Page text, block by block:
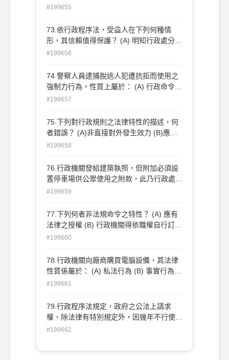
日發生效力？ (A) 十日 (B) 二十日 (C) 三十
#199655
73.依行政程序法，受益人在下列何種情
形，其信賴值得保護？ (A) 明知行政處分違
法 (B) 因抽象輕過失而不知行政處分違法
(D) 對重要事項提供不正確資料致使行政機
關依該資料而作成行政處分
#199656
74.警察人員逮捕脫逃人犯遭抗拒而使用之
強制力行為，性質上屬於： (A) 行政命令
#199657
75.下列對行政規則之法律特性的描述，何
者錯誤？ (A)非直接對外發生效力 (B)應有
法律授權 (C)解釋性行政規則應刊登公報
#199658
76.行政機關發給建築執照，但附加必須設
置停車場供公眾使用之附款，此乃行政處分
之： (A)附加負擔 (B)附加期限 (C)附加條件
#199659
77.下列何者非法規命令之特性？ (A) 應有
法律之授權 (B) 行政機關得依職權自行訂定
(C) 未有法律授權而剝奪人民權利，應屬無
先經核准始得發布
#199660
78.行政機關向廠商購買電腦設備，其法律
性質係屬於： (A) 私法行為 (B) 事實行為
#199661
79.行政程序法規定，政府之公法上請求
權，除法律有特別規定外，因幾年不行使而
#199662